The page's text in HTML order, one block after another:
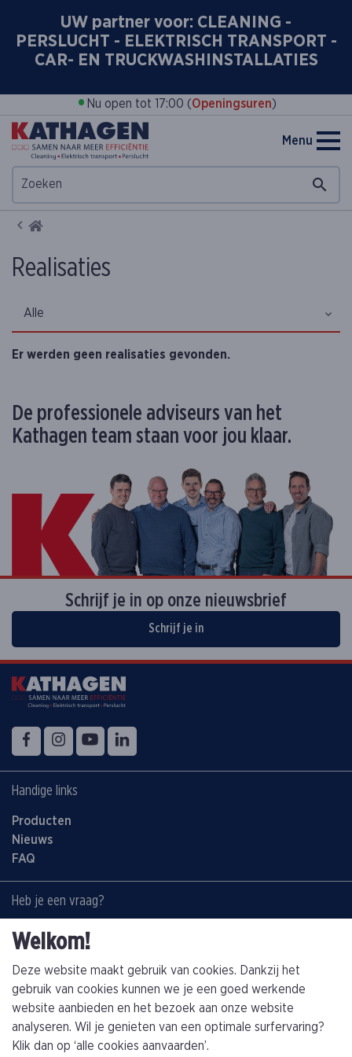
UW partner voor: CLEANING -
PERSLUCHT - ELEKTRISCH TRANSPORT -
CAR- EN TRUCKWASHINSTALLATIES
• Nu open tot 17:00 (Openingsuren)
Menu
Home
Realisaties
Alle
Er werden geen realisaties gevonden.
De professionele adviseurs van het
Kathagen team staan voor jou klaar.
Schrijf je in op onze nieuwsbrief
Schrijf je in
Volg ons op
FacebookInstagramYouTube
Handige links
Producten
Nieuws
FAQ
Heb je een vraag?
Contacteer ons:
+32(0)89463794
info@kathagen.be
Vestiging
Kathagen N.V.
Welkom!
Deze website maakt gebruik van cookies. Dankzij het
gebruik van cookies kunnen we je een goed werkende
website aanbieden en het bezoek aan onze website
analyseren. Wil je genieten van een optimale surfervaring?
Klik dan op ‘alle cookies aanvaarden’.